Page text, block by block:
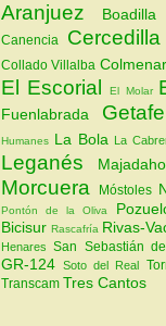
Aranjuez
Canencia Cercedilla
Collado Villalba
El EscorialEl Molar
Fuenlabrada
Humanes La Bola La
Leganés
Morcuera Móstoles
Pontón de la Oliva
BicisurRascafría Rivas-
HenaresSan Sebastián
GR-124Soto del Real
Transcam Tres Cantos